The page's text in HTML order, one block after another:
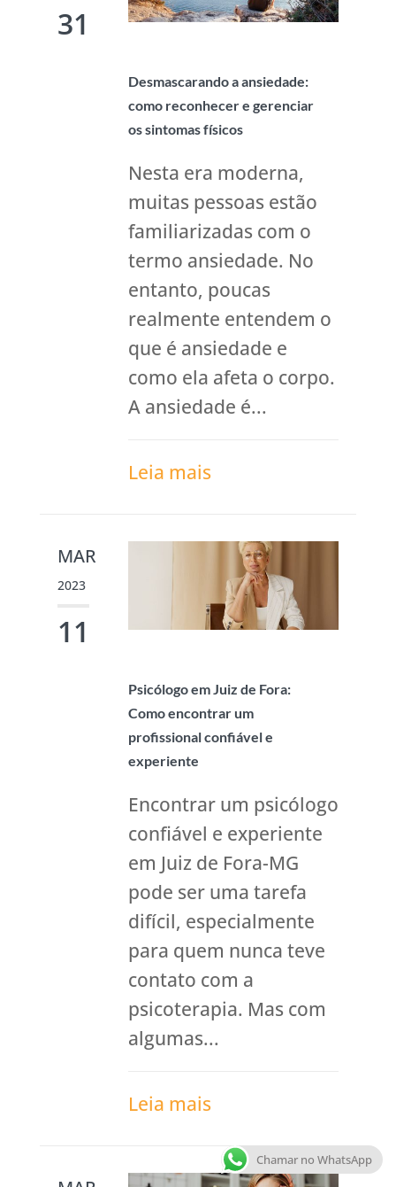
31
Desmascarando a ansiedade:
como reconhecer e gerenciar
os sintomas físicos
Nesta era moderna,
muitas pessoas estão
familiarizadas com o
termo ansiedade. No
entanto, poucas
realmente entendem o
que é ansiedade e
como ela afeta o corpo.
A ansiedade é...
Leia mais
MAR
2023
11
Psicólogo em Juiz de Fora:
Como encontrar um
profissional confiável e
experiente
Encontrar um psicólogo
confiável e experiente
em Juiz de Fora-MG
pode ser uma tarefa
difícil, especialmente
para quem nunca teve
contato com a
psicoterapia. Mas com
algumas...
Leia mais
Chamar no WhatsApp